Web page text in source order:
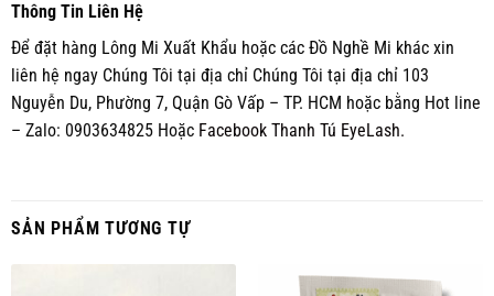
Thông Tin Liên Hệ
Để đặt hàng Lông Mi Xuất Khẩu hoặc các Đồ Nghề Mi khác xin
liên hệ ngay Chúng Tôi tại địa chỉ Chúng Tôi tại địa chỉ 103
Nguyễn Du, Phường 7, Quận Gò Vấp – TP. HCM hoặc bằng Hot line
– Zalo: 0903634825 Hoặc Facebook Thanh Tú EyeLash.
SẢN PHẨM TƯƠNG TỰ